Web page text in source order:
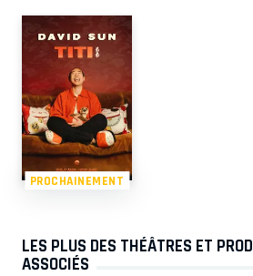
PROCHAINEMENT
LES PLUS DES THÉÂTRES ET
ASSOCIÉS